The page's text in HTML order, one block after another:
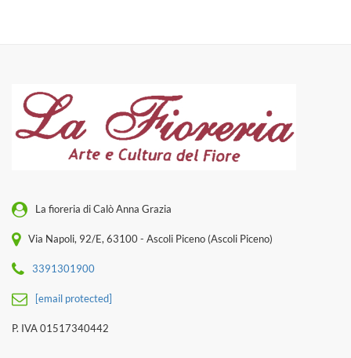
La fioreria di Calò Anna Grazia
Via Napoli, 92/E, 63100 - Ascoli Piceno (Ascoli Piceno)
3391301900
[email protected]
P. IVA 01517340442